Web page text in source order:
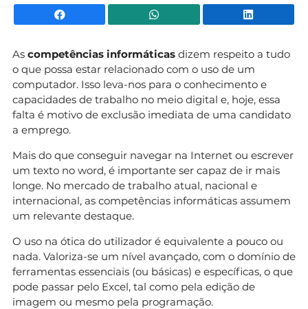
Facebook WhatsApp
As competências informáticas dizem respeito a tudo
o que possa estar relacionado com o uso de um
computador. Isso leva-nos para o conhecimento e
capacidades de trabalho no meio digital e, hoje, essa
falta é motivo de exclusão imediata de uma candidato
a emprego.
Mais do que conseguir navegar na Internet ou escrever
um texto no word, é importante ser capaz de ir mais
longe. No mercado de trabalho atual, nacional e
internacional, as competências informáticas assumem
um relevante destaque.
O uso na ótica do utilizador é equivalente a pouco ou
nada. Valoriza-se um nível avançado, com o domínio de
ferramentas essenciais (ou básicas) e específicas, o que
pode passar pelo Excel, tal como pela edição de
imagem ou mesmo pela programação.